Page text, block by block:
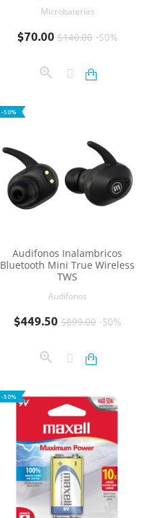
Microbaterías
Precio base$140.00 -50%
Precio
$70.00
-50%
Audifonos Inalambricos
Bluetooth Mini True Wireless
TWS
Audifonos
Precio base$899.00 -50%
Precio
$449.50
-50%